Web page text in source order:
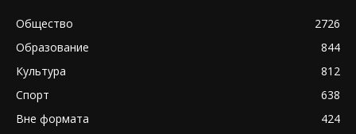
Общество
2726
Образование
844
Культура
812
Спорт
638
Вне формата
424